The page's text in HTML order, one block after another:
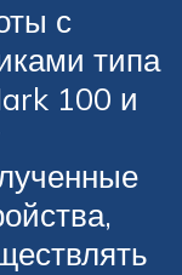
с
типа
100 и